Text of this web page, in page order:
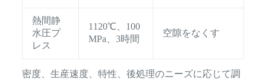
熱間静
水圧プ
レス
1120℃、100
MPa、3時間
空隙をなくす
密度、生産速度、特性、後処理のニーズに応じて調